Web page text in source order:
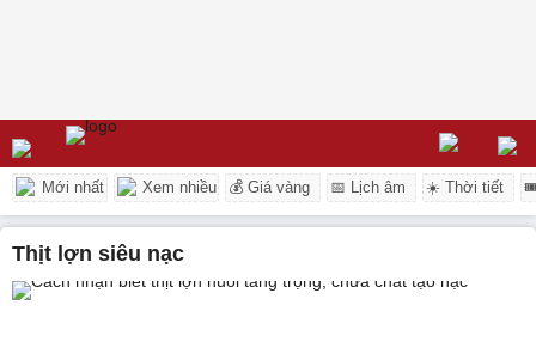
Mới nhất Xem nhiều 💰 Giá vàng 📅 Lịch âm ☀️ Thời tiết
thịt lợn siêu nạc